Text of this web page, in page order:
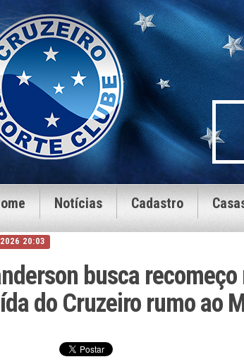
Notícias Cadastro
20:03
busca recomeço
do Cruzeiro rumo ao